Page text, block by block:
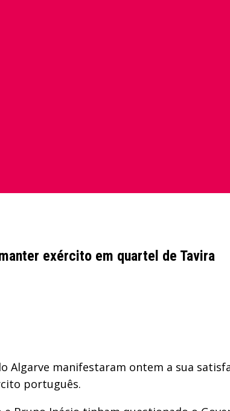
exército em quartel de Tavira
Algarve manifestaram ontem a sua
português.